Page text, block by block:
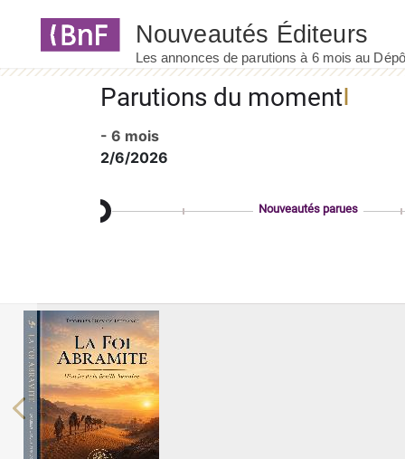
Parutions du moment
- 6 mois
2/6/2026
Nouveautés parues
Previous